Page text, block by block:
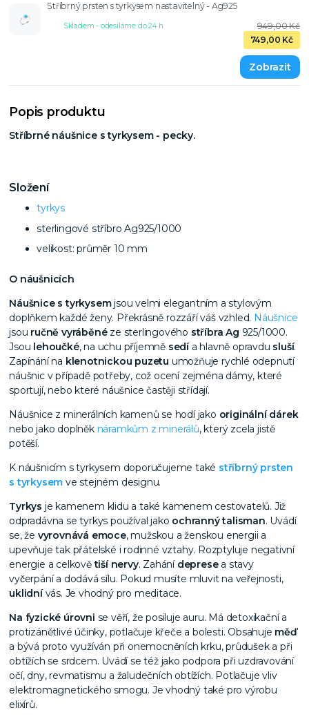
Stříbrný prsten s tyrkysem nastavitelný - Ag925
949,00 Kč
749,00 Kč
Skladem - odesíláme do 24 h
Popis produktu
Stříbrné náušnice s tyrkysem - pecky.
Složení
tyrkys
sterlingové stříbro Ag925/1000
velikost: průměr 10 mm
O náušnicích
Náušnice s tyrkysemjsou velmi elegantním a stylovým
doplňkem každé ženy. Překrásně rozzáří váš vzhled. Náušnice
jsou ručně vyráběnéze sterlingového stříbra Ag 925/1000.
Jsou lehoučké, na uchu příjemně sedía hlavně opravdu sluší.
Zapínání na klenotnickou puzetu umožňuje rychlé odepnutí
náušnic v případě potřeby, což ocení zejména dámy, které
sportují, nebo které náušnice častěji střídají.
Náušnice z minerálních kamenů se hodí jako originální dárek
nebo jako doplněk náramkům z minerálů, který zcela jistě
potěší.
K náušnicím s tyrkysem doporučujeme také stříbrný prsten
s tyrkysem ve stejném designu.
Tyrkys je kamenem klidu a také kamenem cestovatelů. Již
odpradávna se tyrkys používal jako ochranný talisman. Uvádí
se, že vyrovnává emoce, mužskou a ženskou energii a
upevňuje tak přátelské i rodinné vztahy. Rozptyluje negativní
energie a celkovětiší nervy. Zahání depresea stavy
vyčerpání a dodává sílu. Pokud musíte mluvit na veřejnosti,
uklidnívás. Je vhodný pro meditace.
Na fyzické úrovni se věří, že posiluje auru. Má detoxikační a
protizánětlivé účinky, potlačuje křeče a bolesti. Obsahuje měď
a bývá proto využíván při onemocněních krku, průdušek a při
obtížích se srdcem. Uvádí se též jako podpora při uzdravování
očí, dny, revmatismu a žaludečních obtížích. Potlačuje vliv
elektromagnetického smogu. Je vhodný také pro výrobu
elixírů.